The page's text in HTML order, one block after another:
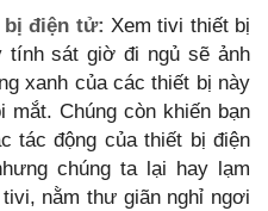
bị điện tử: Xem tivi thiết bị
tính sát giờ đi ngủ sẽ ảnh
xanh của các thiết bị này
mắt. Chúng còn khiến bạn
tác động của thiết bị điện
chúng ta lại hay lạm
nằm thư giãn nghỉ ngơi